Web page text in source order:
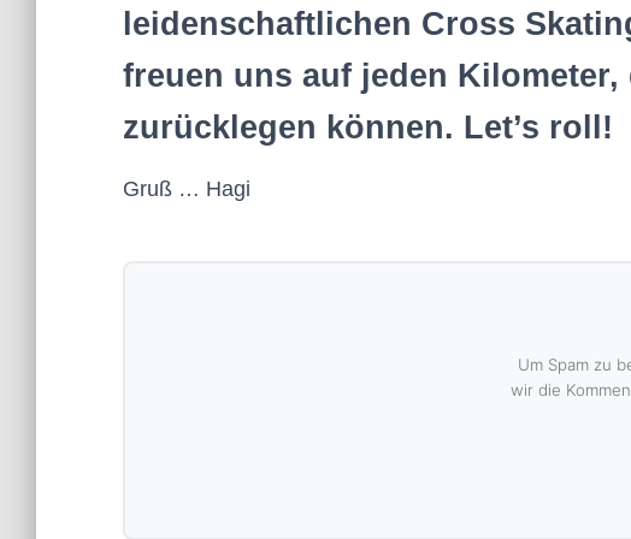
leidenschaftlichen Cross
freuen uns auf jeden Kilometer,
zurücklegen können. Let’s roll!
Gruß … Hagi
Um Spam zu
wir die